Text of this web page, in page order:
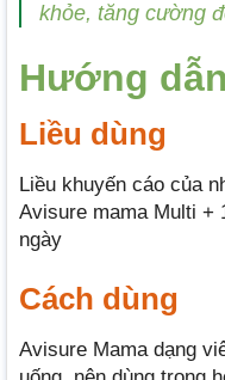
khỏe, tăng cường
Hướng
Liều dùng
Liều khuyến cáo của
Avisure mama Multi +
ngày
Cách dùng
Avisure Mama dạng